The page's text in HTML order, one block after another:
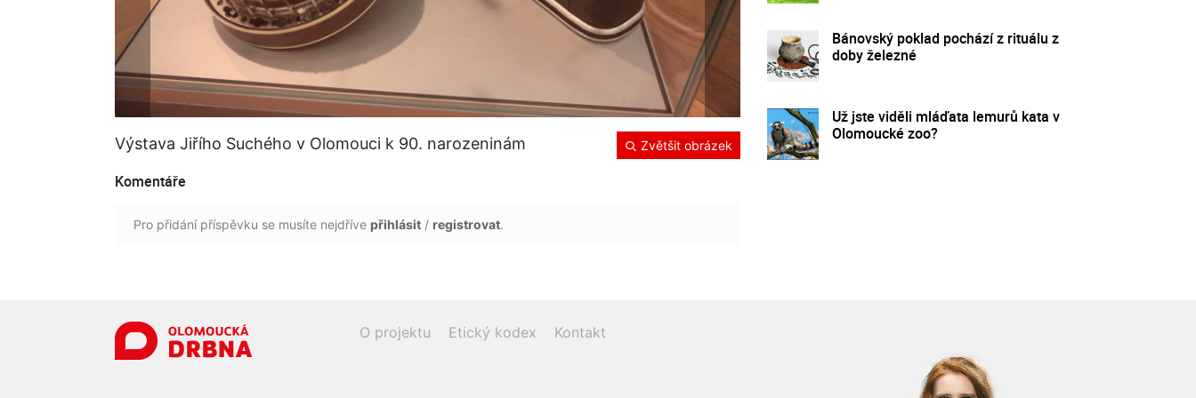
Zvětšit obrázek
Výstava Jiřího Suchého v Olomouci k 90. narozeninám
Komentáře
Pro přidání příspěvku se musíte nejdříve přihlásit / registrovat.
Bánovský poklad pochází z rituálu z
doby železné
Už jste viděli mláďata lemurů kata v
Olomoucké zoo?
O projektu Etický kodex Kontakt